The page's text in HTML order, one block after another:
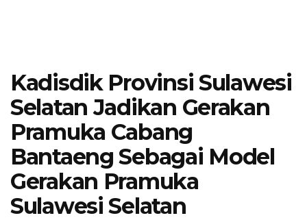
Kadisdik Provinsi Sulawesi
Selatan Jadikan Gerakan
Pramuka Cabang
Bantaeng Sebagai Model
Gerakan Pramuka
Sulawesi Selatan